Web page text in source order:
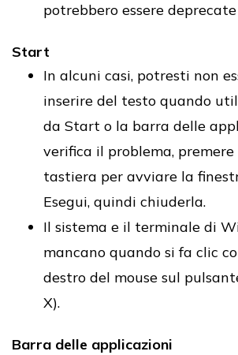
potrebbero essere deprecate
Start
In alcuni casi, potresti non
inserire del testo quando
da Start o la barra delle
verifica il problema,
tastiera per avviare la
Esegui, quindi chiuderla.
Il sistema e il terminale di
mancano quando si fa clic
destro del mouse sul
X).
Barra delle applicazioni